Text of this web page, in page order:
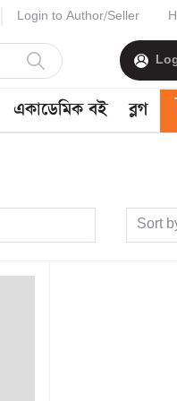
Login to Author/Seller
একাডেমিক বই ব্লগ
Sort